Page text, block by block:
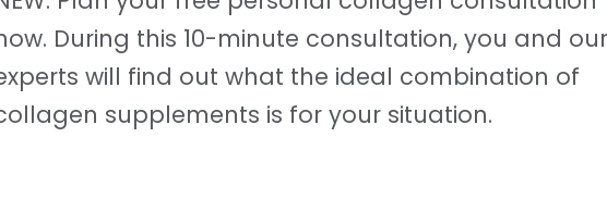
During this 10-minute consultation, you and our
will find out what the ideal combination of
supplements is for your situation.